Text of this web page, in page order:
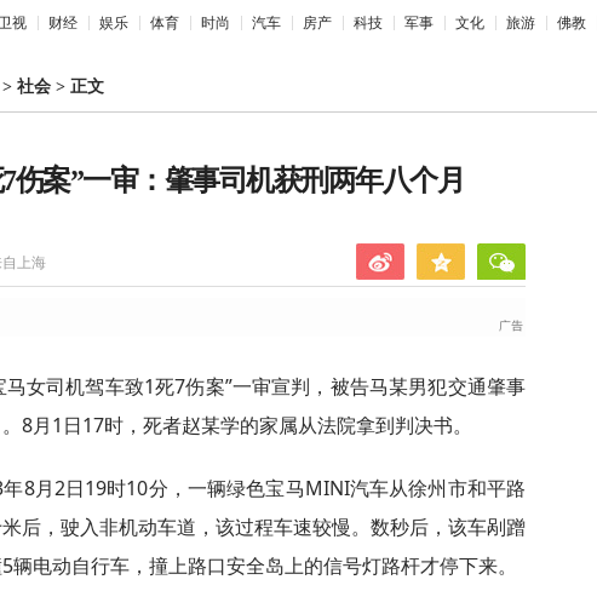
视 财经 娱乐 体育 时尚 汽车 房产 科技 军事 文化 旅游 佛教
> 社会 > 正文
伤案”一审：肇事司机获刑两年八个月
上海
女司机驾车致1死7伤案”一审宣判，被告马某男犯交通肇事
8月1日17时，死者赵某学的家属从法院拿到判决书。
8月2日19时10分，一辆绿色宝马MINI汽车从徐州市和平路
后，驶入非机动车道，该过程车速较慢。数秒后，该车剐蹭
电动自行车，撞上路口安全岛上的信号灯路杆才停下来。